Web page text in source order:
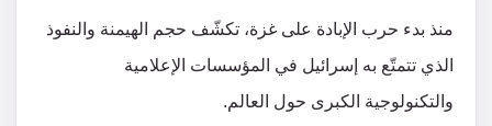
منذ بدء حرب الإبادة على غزة، تكشّف حجم الهيمنة والنفوذ
الذي تتمتّع به إسرائيل في المؤسسات الإعلامية
والتكنولوجية الكبرى حول العالم.